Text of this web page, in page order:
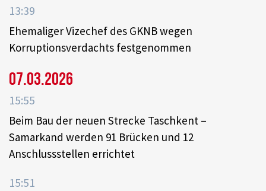
13:39
Ehemaliger Vizechef des GKNB wegen
Korruptionsverdachts festgenommen
07.03.2026
15:55
Beim Bau der neuen Strecke Taschkent –
Samarkand werden 91 Brücken und 12
Anschlussstellen errichtet
15:51